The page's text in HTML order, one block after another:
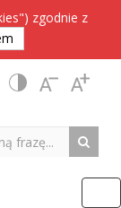
zgodnie z